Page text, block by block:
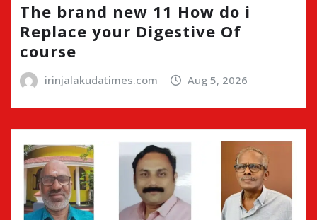
The brand new 11 How do i
Replace your Digestive Of
course
irinjalakudatimes.com Aug 5, 2026